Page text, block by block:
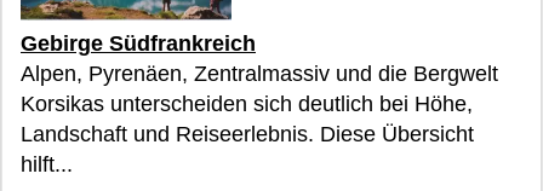
Gebirge Südfrankreich
Alpen, Pyrenäen, Zentralmassiv und die Bergwelt
Korsikas unterscheiden sich deutlich bei Höhe,
Landschaft und Reiseerlebnis. Diese Übersicht
hilft...